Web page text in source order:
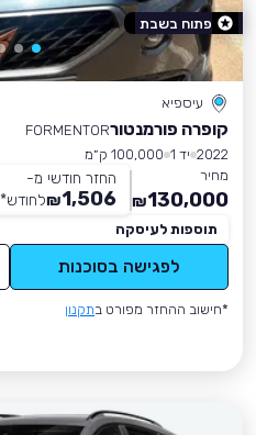
עיספיא
קופרה פורמנטורFORMENTOR
2022 יד 1
100,000 ק״מ
מחיר
130,000
₪
החזר חודשי מ-
1,506
₪לחודש*
תוספות לעיסקה
לפגישה בסוכנות
*חישוב ההחזר מפורט בתקנון
פתוח בשבת